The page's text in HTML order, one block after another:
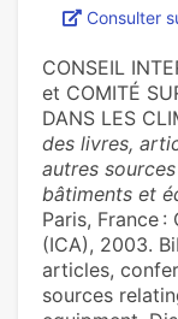
Consulter
CONSEIL
et COMITÉ
DANS LES
des livres,
autres
bâtiments et
Paris, France
(ICA), 2003.
articles,
sources